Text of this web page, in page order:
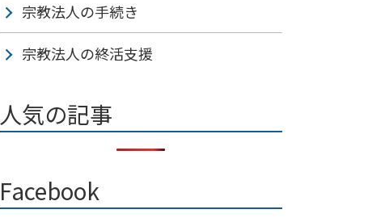
宗教法人の手続き
宗教法人の終活支援
人気の記事
Facebook